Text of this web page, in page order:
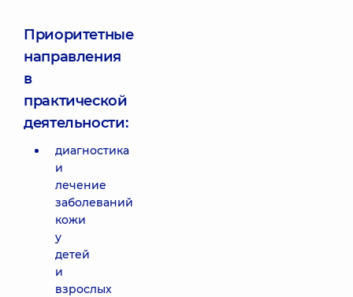
Приоритетные
направления
в
практической
деятельности:
диагностика
и
лечение
заболеваний
кожи
у
детей
и
взрослых